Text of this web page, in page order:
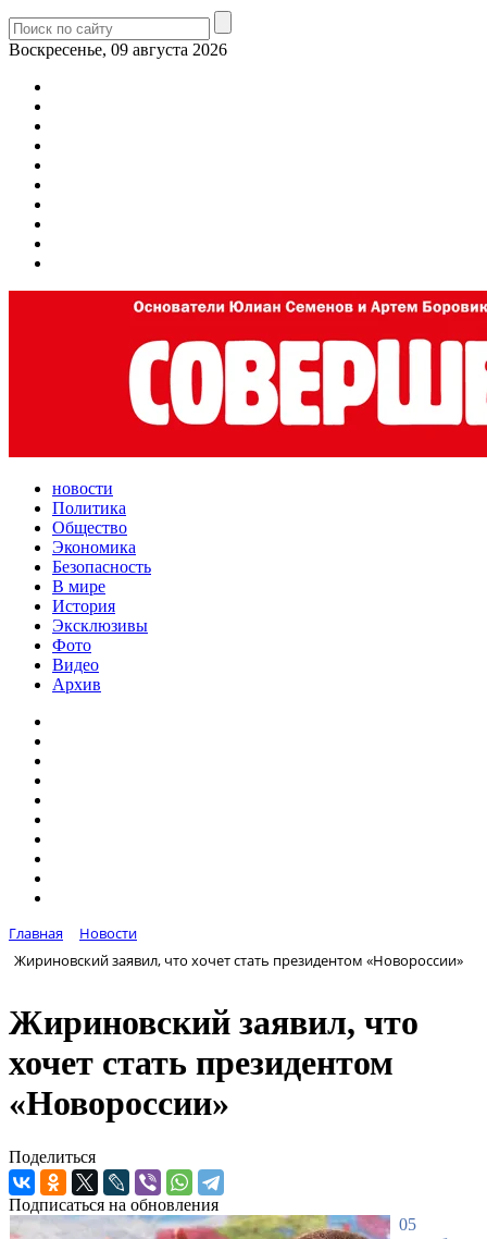
Воскресенье, 09 августа 2026
новости
Политика
Общество
Экономика
Безопасность
В мире
История
Эксклюзивы
Фото
Видео
Архив
Главная
Новости
Жириновский заявил, что хочет стать президентом «Новороссии»
Жириновский заявил, что
хочет стать президентом
«Новороссии»
Поделиться
Подписаться на обновления
05